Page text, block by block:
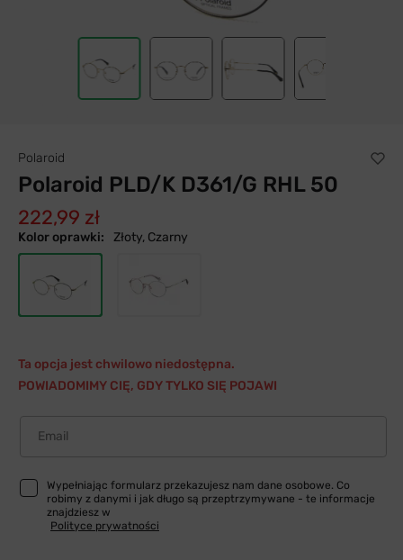
Polaroid
Polaroid PLD/K D361/G RHL 50
222,99 zł
Kolor oprawki: Złoty, Czarny
Ta opcja jest chwilowo niedostępna.
POWIADOMIMY CIĘ, GDY TYLKO SIĘ POJAWI
Email
Wypełniając formularz przekazujesz nam dane osobowe. Co
robimy z danymi i jak długo są przeptrzymywane - te informacje
znajdziesz w
Polityce prywatności